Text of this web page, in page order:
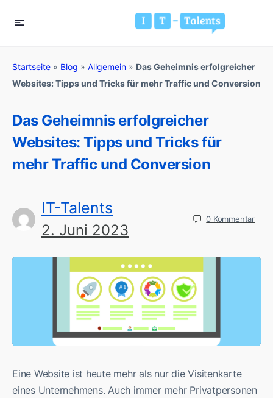
Startseite » Blog » Allgemein » Das Geheimnis erfolgreicher
Websites: Tipps und Tricks für mehr Traffic und Conversion
Das Geheimnis erfolgreicher
Websites: Tipps und Tricks für
mehr Traffic und Conversion
IT-Talents
2. Juni 2023
0 Kommentar
Eine Website ist heute mehr als nur die Visitenkarte
eines Unternehmens. Auch immer mehr Privatpersonen